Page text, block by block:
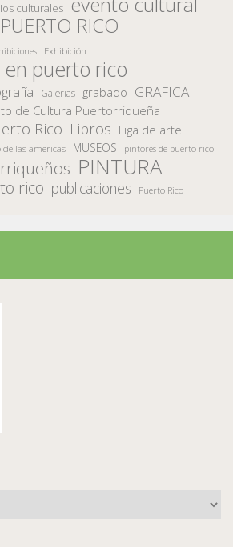
culturales
RICO
Exhibición
puerto rico
Galerias grabado GRAFICA
de Cultura Puertorriqueña
Rico Libros Liga de arte
de las americas MUSEOS pintores de puerto rico
PINTURA
rico publicaciones Puerto Rico